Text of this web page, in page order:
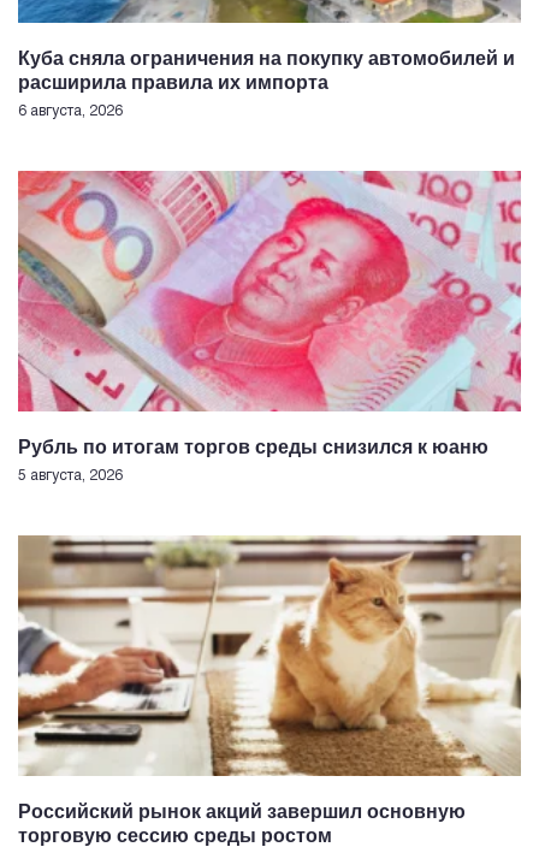
Куба сняла ограничения на покупку автомобилей и
расширила правила их импорта
6 августа, 2026
Рубль по итогам торгов среды снизился к юаню
5 августа, 2026
Российский рынок акций завершил основную
торговую сессию среды ростом